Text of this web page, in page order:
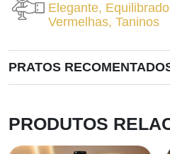
Elegante, Equilibrado
Vermelhas,Taninos
PRATOS
PRODUTOS